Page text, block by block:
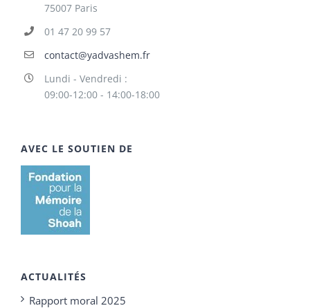
75007 Paris
01 47 20 99 57
contact@yadvashem.fr
Lundi - Vendredi :
09:00-12:00 - 14:00-18:00
AVEC LE SOUTIEN DE
ACTUALITÉS
Rapport moral 2025